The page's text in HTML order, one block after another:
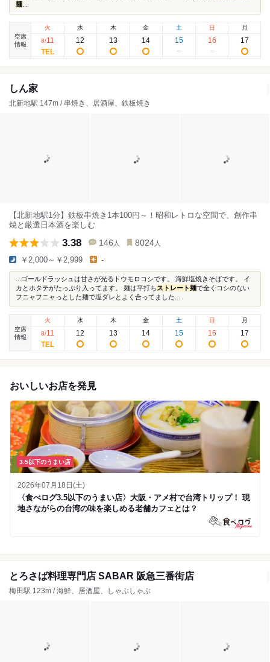
麺
空席
情報
火
8/11
水
12
木
13
金
14
土
15
日
16
月
17
しん家
北新地駅 147m / 串焼き、居酒屋、鉄板焼き
【北新地駅1分】鉄板串焼き1本100円～！昭和レトロな空間で、創作串
焼と厳選日本酒を楽しむ
3.38 146 人 8024 人
￥2,000～￥2,999 -
...ゴールドラッシュは甘さが光るトウモロコシです。 海鮮塩焼きそばです。 イ
カとホタテがたっぷり入ってます。 麺は平打ちストレート麺で全くコシのない
フニャフニャっとした麺で塩ダレとよく合ってました...
空席
情報
火
8/11
水
12
木
13
金
14
土
15
日
16
月
17
おいしいお店を発見
3.5以下のうまい店
2026年07月18日(土)
〈食べログ3.5以下のうまい店〉大阪・アメ村で台湾トリップ！ 現
地さながらの台湾の味を楽しめる老舗カフェとは？
とろさば料理専門店 SABAR 阪急三番街店
梅田駅 123m / 海鮮、居酒屋、しゃぶしゃぶ